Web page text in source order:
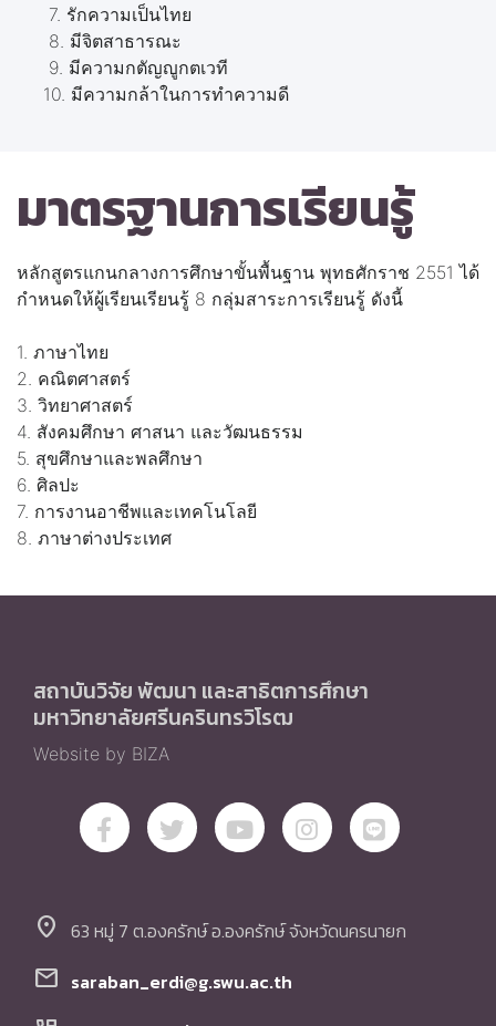
7. รักความเป็นไทย
8. มีจิตสาธารณะ
9. มีความกตัญญูกตเวที
10. มีความกล้าในการทำความดี
มาตรฐานการเรียนรู้
หลักสูตรแกนกลางการศึกษาขั้นพื้นฐาน พุทธศักราช 2551 ได้
กำหนดให้ผู้เรียนเรียนรู้ 8 กลุ่มสาระการเรียนรู้ ดังนี้
1. ภาษาไทย
2. คณิตศาสตร์
3. วิทยาศาสตร์
4. สังคมศึกษา ศาสนา และวัฒนธรรม
5. สุขศึกษาและพลศึกษา
6. ศิลปะ
7. การงานอาชีพและเทคโนโลยี
8. ภาษาต่างประเทศ
สถาบันวิจัย พัฒนา และสาธิตการศึกษา
มหาวิทยาลัยศรีนครินทรวิโรฒ
Website by BIZA
location_on 63 หมู่ 7 ต.องครักษ์ อ.องครักษ์ จังหวัดนครนายก
mail saraban_erdi@g.swu.ac.th